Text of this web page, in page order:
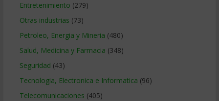
Entretenimiento (279)
Otras industrias (73)
Petroleo, Energia y Mineria (480)
Salud, Medicina y Farmacia (348)
Seguridad (43)
Tecnologia, Electronica e Informatica (96)
Telecomunicaciones (405)